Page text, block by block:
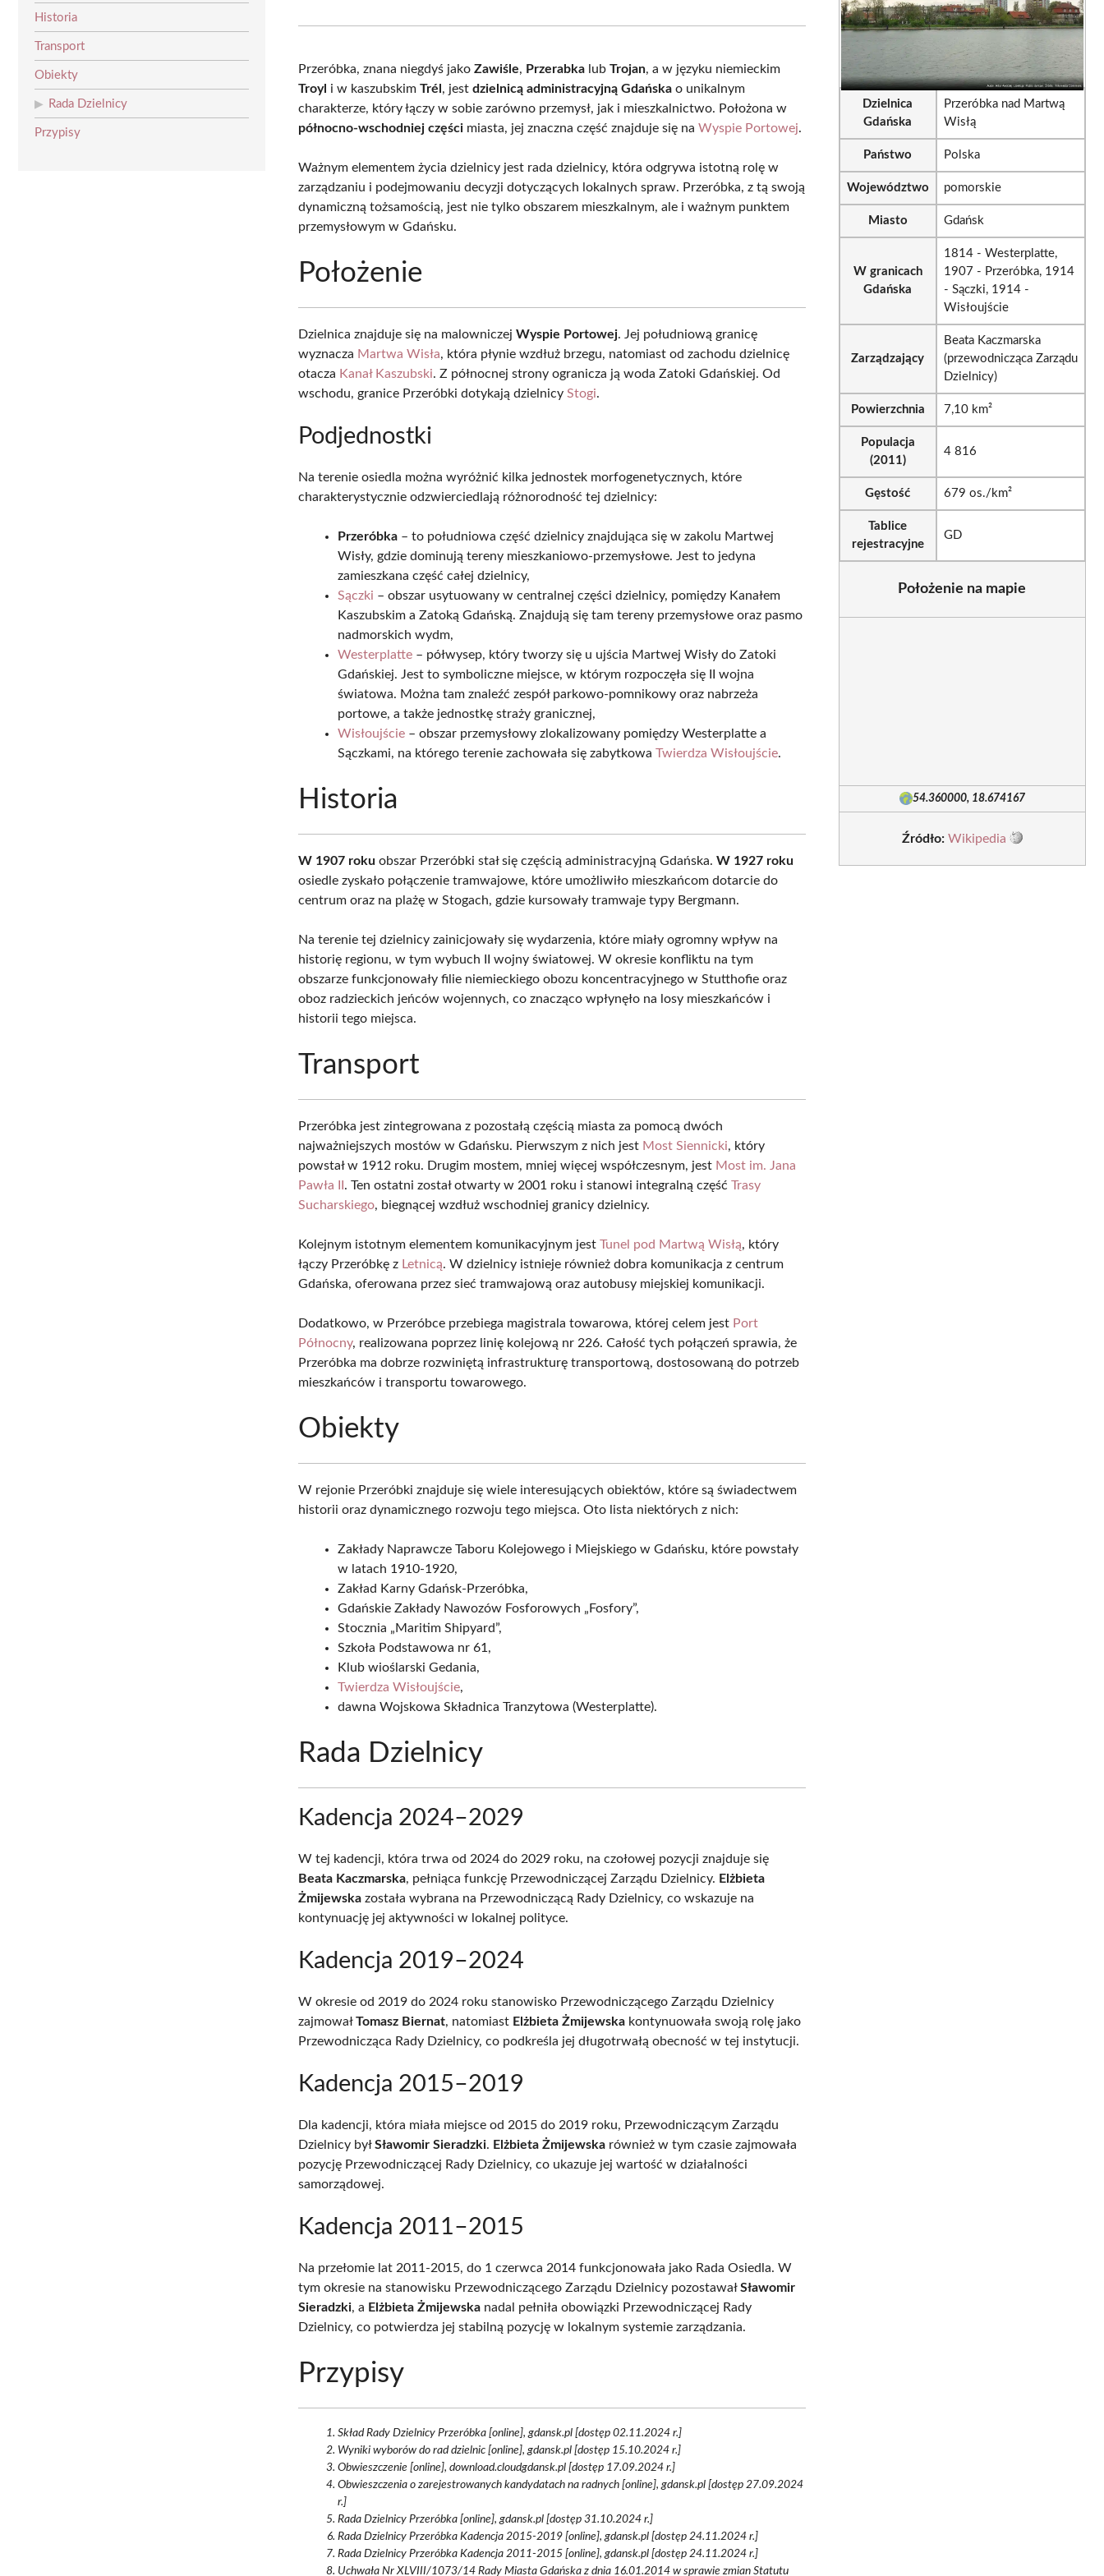
Historia
Transport
Obiekty
Rada Dzielnicy
Przypisy
(Twitter)
Przeróbka, znana niegdyś jakoZawiśle, Przerabka lubTrojan, a w języku niemieckim
Troyl i w kaszubskimTrél, jestdzielnicą administracyjną Gdańska o unikalnym
charakterze, który łączy w sobie zarówno przemysł, jak i mieszkalnictwo. Położona w
północno-wschodniej części miasta, jej znaczna część znajduje się naWyspie Portowej.
Ważnym elementem życia dzielnicy jest rada dzielnicy, która odgrywa istotną rolę w
zarządzaniu i podejmowaniu decyzji dotyczących lokalnych spraw. Przeróbka, z tą swoją
dynamiczną tożsamością, jest nie tylko obszarem mieszkalnym, ale i ważnym punktem
przemysłowym w Gdańsku.
Położenie
Dzielnica znajduje się na malowniczejWyspie Portowej. Jej południową granicę
wyznacza Martwa Wisła, która płynie wzdłuż brzegu, natomiast od zachodu dzielnicę
otacza Kanał Kaszubski. Z północnej strony ogranicza ją woda Zatoki Gdańskiej. Od
wschodu, granice Przeróbki dotykają dzielnicyStogi.
Podjednostki
Na terenie osiedla można wyróżnić kilka jednostek morfogenetycznych, które
charakterystycznie odzwierciedlają różnorodność tej dzielnicy:
Przeróbka – to południowa część dzielnicy znajdująca się w zakolu Martwej
Wisły, gdzie dominują tereny mieszkaniowo-przemysłowe. Jest to jedyna
zamieszkana część całej dzielnicy,
Sączki – obszar usytuowany w centralnej części dzielnicy, pomiędzy Kanałem
Kaszubskim a Zatoką Gdańską. Znajdują się tam tereny przemysłowe oraz pasmo
nadmorskich wydm,
Westerplatte – półwysep, który tworzy się u ujścia Martwej Wisły do Zatoki
Gdańskiej. Jest to symboliczne miejsce, w którym rozpoczęła się II wojna
światowa. Można tam znaleźć zespół parkowo-pomnikowy oraz nabrzeża
portowe, a także jednostkę straży granicznej,
Wisłoujście – obszar przemysłowy zlokalizowany pomiędzy Westerplatte a
Sączkami, na którego terenie zachowała się zabytkowaTwierdza Wisłoujście.
Historia
W 1907 roku obszar Przeróbki stał się częścią administracyjną Gdańska.W 1927 roku
osiedle zyskało połączenie tramwajowe, które umożliwiło mieszkańcom dotarcie do
centrum oraz na plażę w Stogach, gdzie kursowały tramwaje typy Bergmann.
Na terenie tej dzielnicy zainicjowały się wydarzenia, które miały ogromny wpływ na
historię regionu, w tym wybuch II wojny światowej. W okresie konfliktu na tym
obszarze funkcjonowały filie niemieckiego obozu koncentracyjnego w Stutthofie oraz
oboz radzieckich jeńców wojennych, co znacząco wpłynęło na losy mieszkańców i
historii tego miejsca.
Transport
Przeróbka jest zintegrowana z pozostałą częścią miasta za pomocą dwóch
najważniejszych mostów w Gdańsku. Pierwszym z nich jest Most Siennicki, który
powstał w 1912 roku. Drugim mostem, mniej więcej współczesnym, jest Most im. Jana
Pawła II. Ten ostatni został otwarty w 2001 roku i stanowi integralną częśćTrasy
Sucharskiego, biegnącej wzdłuż wschodniej granicy dzielnicy.
Kolejnym istotnym elementem komunikacyjnym jestTunel pod Martwą Wisłą, który
łączy Przeróbkę z Letnicą. W dzielnicy istnieje również dobra komunikacja z centrum
Gdańska, oferowana przez sieć tramwajową oraz autobusy miejskiej komunikacji.
Dodatkowo, w Przeróbce przebiega magistrala towarowa, której celem jest Port
Północny, realizowana poprzez linię kolejową nr 226. Całość tych połączeń sprawia, że
Przeróbka ma dobrze rozwiniętą infrastrukturę transportową, dostosowaną do potrzeb
mieszkańców i transportu towarowego.
Obiekty
W rejonie Przeróbki znajduje się wiele interesujących obiektów, które są świadectwem
historii oraz dynamicznego rozwoju tego miejsca. Oto lista niektórych z nich:
Zakłady Naprawcze Taboru Kolejowego i Miejskiego w Gdańsku, które powstały
w latach 1910-1920,
Zakład Karny Gdańsk-Przeróbka,
Gdańskie Zakłady Nawozów Fosforowych „Fosfory”,
Stocznia „Maritim Shipyard”,
Szkoła Podstawowa nr 61,
Klub wioślarski Gedania,
Twierdza Wisłoujście,
dawna Wojskowa Składnica Tranzytowa (Westerplatte).
Rada Dzielnicy
Kadencja 2024–2029
W tej kadencji, która trwa od 2024 do 2029 roku, na czołowej pozycji znajduje się
Beata Kaczmarska, pełniąca funkcję Przewodniczącej Zarządu Dzielnicy. Elżbieta
Żmijewska została wybrana na Przewodniczącą Rady Dzielnicy, co wskazuje na
kontynuację jej aktywności w lokalnej polityce.
Kadencja 2019–2024
W okresie od 2019 do 2024 roku stanowisko Przewodniczącego Zarządu Dzielnicy
zajmowałTomasz Biernat, natomiast Elżbieta Żmijewska kontynuowała swoją rolę jako
Przewodnicząca Rady Dzielnicy, co podkreśla jej długotrwałą obecność w tej instytucji.
Kadencja 2015–2019
Dla kadencji, która miała miejsce od 2015 do 2019 roku, Przewodniczącym Zarządu
Dzielnicy byłSławomir Sieradzki. Elżbieta Żmijewska również w tym czasie zajmowała
pozycję Przewodniczącej Rady Dzielnicy, co ukazuje jej wartość w działalności
samorządowej.
Kadencja 2011–2015
Na przełomie lat 2011-2015, do 1 czerwca 2014 funkcjonowała jako Rada Osiedla. W
tym okresie na stanowisku Przewodniczącego Zarządu Dzielnicy pozostawałSławomir
Sieradzki, a Elżbieta Żmijewska nadal pełniła obowiązki Przewodniczącej Rady
Dzielnicy, co potwierdza jej stabilną pozycję w lokalnym systemie zarządzania.
Przypisy
Skład Rady Dzielnicy Przeróbka [online], gdansk.pl [dostęp 02.11.2024 r.]
Wyniki wyborów do rad dzielnic [online], gdansk.pl [dostęp 15.10.2024 r.]
Obwieszczenie [online], download.cloudgdansk.pl [dostęp 17.09.2024 r.]
Obwieszczenia o zarejestrowanych kandydatach na radnych [online], gdansk.pl [dostęp 27.09.2024
r.]
Rada Dzielnicy Przeróbka [online], gdansk.pl [dostęp 31.10.2024 r.]
Rada Dzielnicy Przeróbka Kadencja 2015-2019 [online], gdansk.pl [dostęp 24.11.2024 r.]
Rada Dzielnicy Przeróbka Kadencja 2011-2015 [online], gdansk.pl [dostęp 24.11.2024 r.]
Uchwała Nr XLVIII/1073/14 Rady Miasta Gdańska z dnia 16.01.2014 w sprawie zmian Statutu
Dzielnica
Gdańska
Przeróbka nad Martwą
Wisłą
Państwo Polska
Województwo pomorskie
Miasto Gdańsk
W granicach
Gdańska
1814 - Westerplatte,
1907 - Przeróbka, 1914
- Sączki, 1914 -
Wisłoujście
Zarządzający
Beata Kaczmarska
(przewodnicząca Zarządu
Dzielnicy)
Powierzchnia 7,10 km²
Populacja
(2011)
4 816
Gęstość 679 os./km²
Tablice
rejestracyjne
GD
Położenie na mapie
54.360000, 18.674167
Źródło: Wikipedia